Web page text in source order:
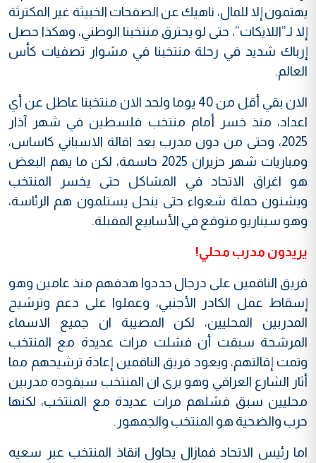
يهتمون إلا للمال، ناهيك عن الصفحات الخبيثة غير المكترثة
إلا لـ”اللايكات”، حتى لو يحترق منتخبنا الوطني، وهكذا حصل
إرباك شديد في رحلة منتخبنا في مشوار تصفيات كأس
العالم.
الان بقي أقل من 40 يوما ولحد الان منتخبنا عاطل عن أي
اعداد، منذ خسر أمام منتخب فلسطين في شهر آذار
2025، وحتى من دون مدرب بعد اقالة الاسباني كاساس،
ومباريات شهر حزيران 2025 حاسمة، لكن ما يهم البعض
هو اغراق الاتحاد في المشاكل حتى يخسر المنتخب
ويشنون حملة شعواء حتى ينحل يستلمون هم الرئاسة،
وهو سيناريو متوقع في الأسابيع المقبلة.
يريدون مدرب محلي!
فريق الناقمين على درجال حددوا هدفهم منذ عامين وهو
إسقاط عمل الكادر الأجنبي، وعملوا على دعم وترشيح
المدربين المحليين، لكن المصيبة ان جميع الاسماء
المرشحة سبقت أن فشلت مرات عديدة مع المنتخب
وتمت إقالتهم، ويعود فريق الناقمين إعادة ترشيحهم مما
أثار الشارع العراقي وهو يرى ان المنتخب سيقوده مدربين
محليين سبق فشلهم مرات عديدة مع المنتخب، لكنها
حرب والضحية هو المنتخب والجمهور.
اما رئيس الاتحاد فمازال يحاول انقاذ المنتخب عبر سعيه